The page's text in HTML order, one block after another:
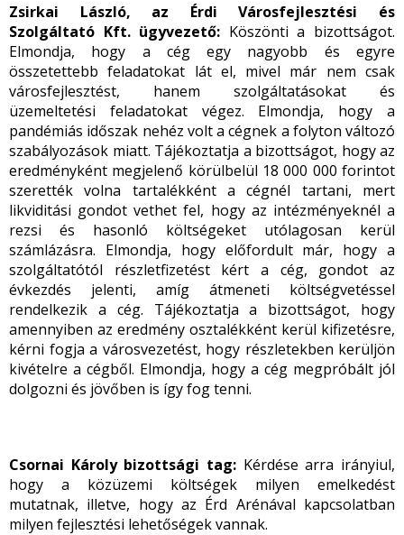
Zsirkai László, az Érdi Városfejlesztési és
Szolgáltató Kft. ügyvezető: Köszönti a bizottságot.
Elmondja, hogy a cég egy nagyobb és egyre
összetettebb feladatokat lát el, mivel már nem csak
városfejlesztést, hanem szolgáltatásokat és
üzemeltetési feladatokat végez. Elmondja, hogy a
pandémiás időszak nehéz volt a cégnek a folyton változó
szabályozások miatt. Tájékoztatja a bizottságot, hogy az
eredményként megjelenő körülbelül 18 000 000 forintot
szerették volna tartalékként a cégnél tartani, mert
likviditási gondot vethet fel, hogy az intézményeknél a
rezsi és hasonló költségeket utólagosan kerül
számlázásra. Elmondja, hogy előfordult már, hogy a
szolgáltatótól részletfizetést kért a cég, gondot az
évkezdés jelenti, amíg átmeneti költségvetéssel
rendelkezik a cég. Tájékoztatja a bizottságot, hogy
amennyiben az eredmény osztalékként kerül kifizetésre,
kérni fogja a városvezetést, hogy részletekben kerüljön
kivételre a cégből. Elmondja, hogy a cég megpróbált jól
dolgozni és jövőben is így fog tenni.
Csornai Károly bizottsági tag: Kérdése arra irányiul,
hogy a közüzemi költségek milyen emelkedést
mutatnak, illetve, hogy az Érd Arénával kapcsolatban
milyen fejlesztési lehetőségek vannak.